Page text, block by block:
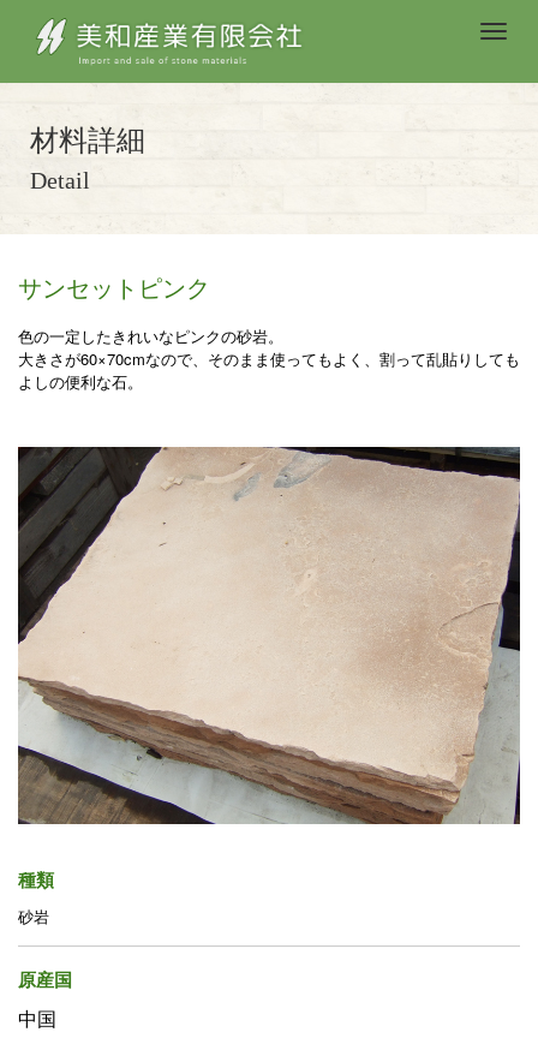
M
材料詳細
Detail
サンセットピンク
色の一定したきれいなピンクの砂岩。
大きさが60×70cmなので、そのまま使ってもよく、割って乱貼りしても
よしの便利な石。
種類
砂岩
原産国
中国